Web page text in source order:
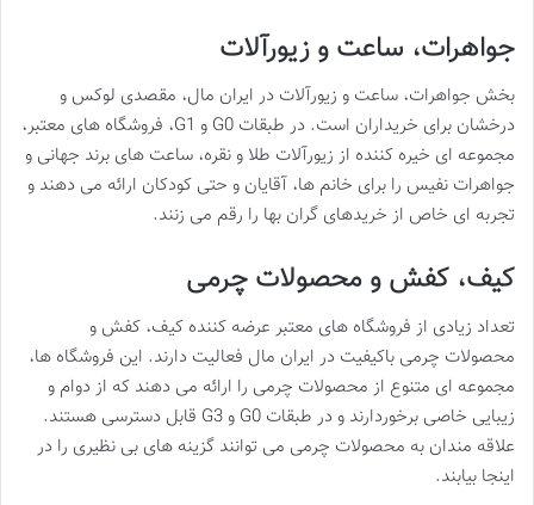
جواهرات، ساعت و زیورآلات
بخش جواهرات، ساعت و زیورآلات در ایران مال، مقصدی لوکس و
درخشان برای خریداران است. در طبقات G0 و G1، فروشگاه های معتبر،
مجموعه ای خیره کننده از زیورآلات طلا و نقره، ساعت های برند جهانی و
جواهرات نفیس را برای خانم ها، آقایان و حتی کودکان ارائه می دهند و
تجربه ای خاص از خریدهای گران بها را رقم می زنند.
کیف، کفش و محصولات چرمی
تعداد زیادی از فروشگاه های معتبر عرضه کننده کیف، کفش و
محصولات چرمی باکیفیت در ایران مال فعالیت دارند. این فروشگاه ها،
مجموعه ای متنوع از محصولات چرمی را ارائه می دهند که از دوام و
زیبایی خاصی برخوردارند و در طبقات G0 و G3 قابل دسترسی هستند.
علاقه مندان به محصولات چرمی می توانند گزینه های بی نظیری را در
اینجا بیابند.